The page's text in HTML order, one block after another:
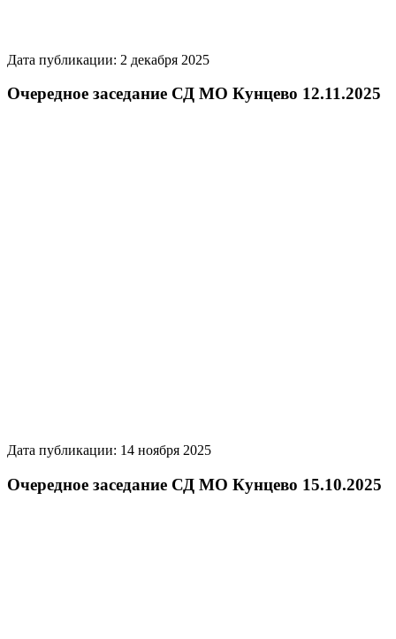
Дата публикации: 2 декабря 2025
Очередное заседание СД МО Кунцево 12.11.2025
Дата публикации: 14 ноября 2025
Очередное заседание СД МО Кунцево 15.10.2025